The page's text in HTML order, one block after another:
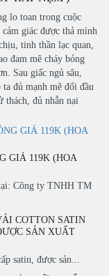
lo toan trong cuộc
giác được thả mình
tinh thần lạc quan,
đam mê cháy bỏng
Sau giấc ngủ sâu,
đủ mạnh mẽ đối đầu
thách, đủ nhẫn nại
GIÁ 119K (HOA
Công ty TNHH TM
COTTON SATIN
SẢN XUẤT
satin, được sản...